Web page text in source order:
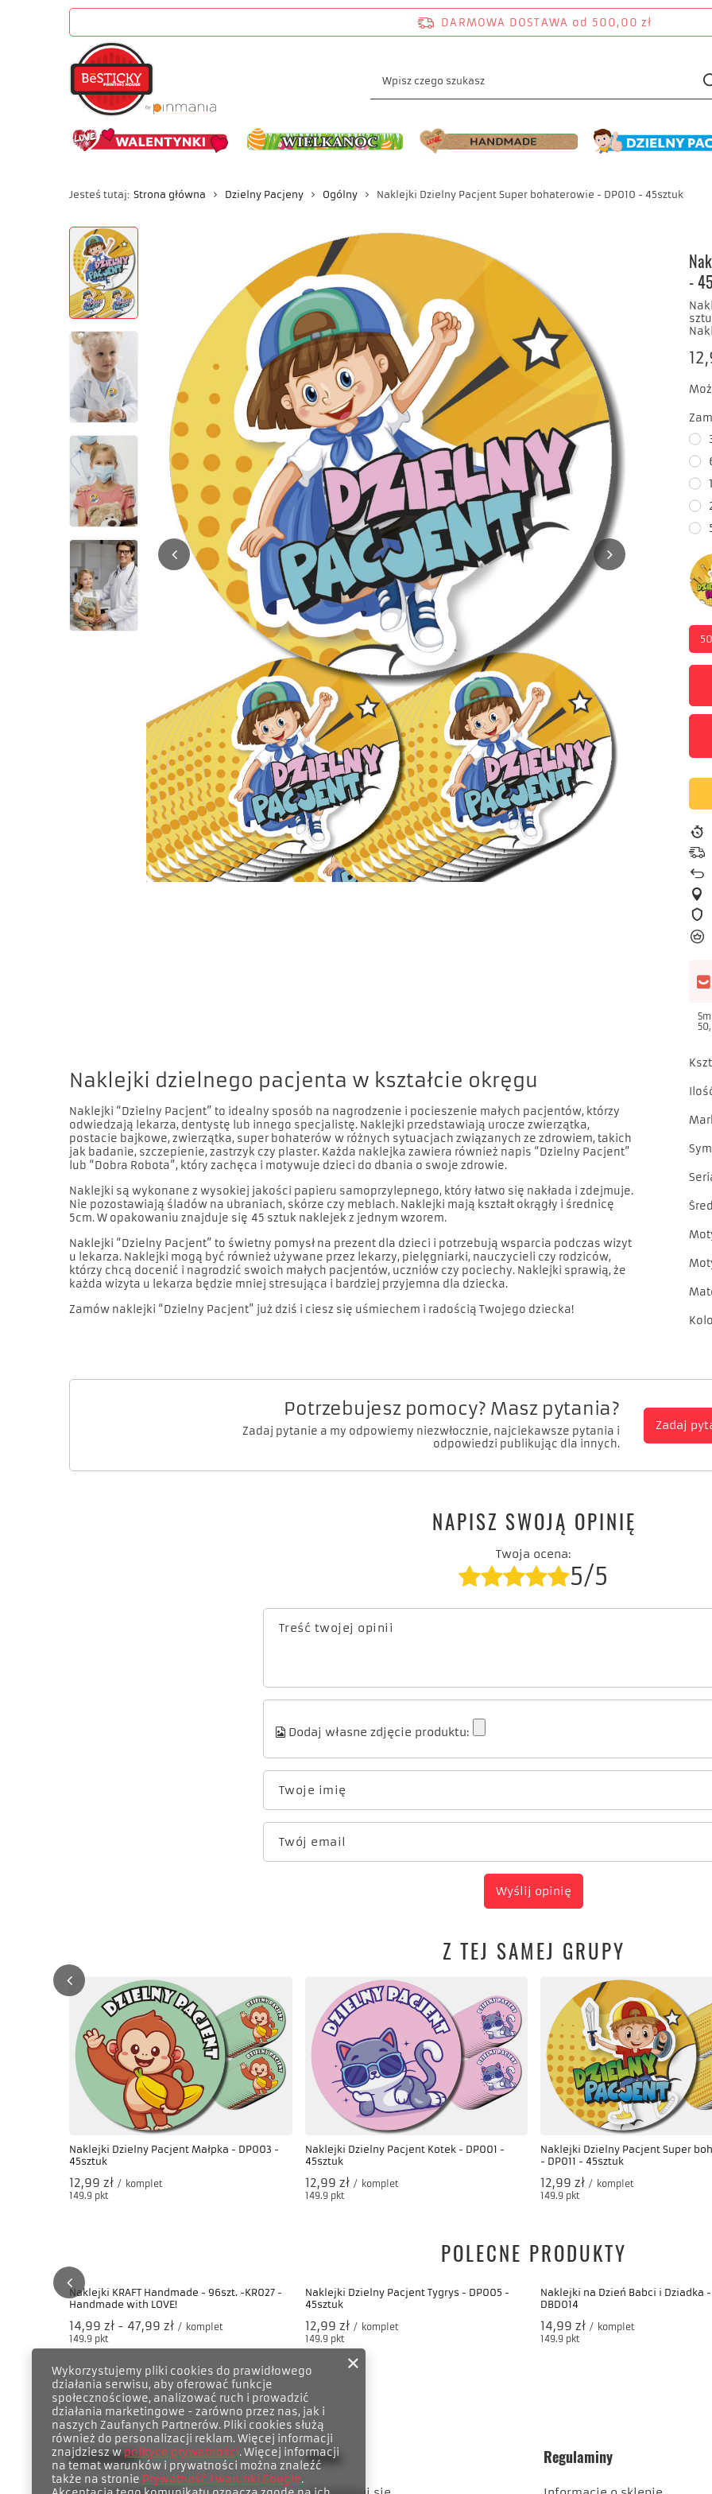
DARMOWA DOSTAWA od 500,00 zł
Jesteś tutaj: Strona główna Dzielny Pacjeny Ogólny Naklejki Dzielny Pacjent Super bohaterowie - DP010 - 45sztuk
-
Naklejki dzielnego pacjenta w kształcie okręgu
Naklejki “Dzielny Pacjent” to idealny sposób na nagrodzenie i pocieszenie małych pacjentów, którzy
odwiedzają lekarza, dentystę lub innego specjalistę. Naklejki przedstawiają urocze zwierzątka,
postacie bajkowe, zwierzątka, super bohaterów w różnych sytuacjach związanych ze zdrowiem, takich
jak badanie, szczepienie, zastrzyk czy plaster. Każda naklejka zawiera również napis “Dzielny Pacjent”
lub “Dobra Robota”, który zachęca i motywuje dzieci do dbania o swoje zdrowie.
Naklejki są wykonane z wysokiej jakości papieru samoprzylepnego, który łatwo się nakłada i zdejmuje.
Nie pozostawiają śladów na ubraniach, skórze czy meblach. Naklejki mają kształt okrągły i średnicę
5cm. W opakowaniu znajduje się 45 sztuk naklejek z jednym wzorem.
Naklejki “Dzielny Pacjent” to świetny pomysł na prezent dla dzieci i potrzebują wsparcia podczas wizyt
u lekarza. Naklejki mogą być również używane przez lekarzy, pielęgniarki, nauczycieli czy rodziców,
którzy chcą docenić i nagrodzić swoich małych pacjentów, uczniów czy pociechy. Naklejki sprawią, że
każda wizyta u lekarza będzie mniej stresująca i bardziej przyjemna dla dziecka.
Zamów naklejki “Dzielny Pacjent” już dziś i ciesz się uśmiechem i radością Twojego dziecka!
Potrzebujesz pomocy? Masz pytania?
Zadaj pytanie a my odpowiemy niezwłocznie, najciekawsze pytania i
odpowiedzi publikując dla innych.
Zadaj
NAPISZ SWOJĄ OPINIĘ
Twoja ocena:
5/5
Treść twojej opinii
Dodaj własne zdjęcie produktu:
Twoje imię
Twój email
Wyślij opinię
Z TEJ SAMEJ GRUPY
Naklejki Dzielny Pacjent Małpka - DP003 -
45sztuk
12,99 zł / komplet
149.9 pkt
Naklejki Dzielny Pacjent Kotek - DP001 -
45sztuk
12,99 zł / komplet
149.9 pktpunktów
Naklejki Dzielny Pacjent Super
- DP011 - 45sztuk
12,99 zł / komplet
149.9 pkt
POLECNE PRODUKTY
Naklejki KRAFT Handmade - 96szt. -KR027 -
Handmade with LOVE!
od
14,99 zł-do
47,99 zł / komplet
Naklejki Dzielny Pacjent Tygrys - DP005 -
45sztuk
12,99 zł
komplet
Naklejki na Dzień Babci i Dziadka
DBD014
14,99 zł
komplet
Wykorzystujemy pliki cookies do prawidłowego
działania serwisu, aby oferować funkcje
społecznościowe, analizować ruch i prowadzić
działania marketingowe - zarówno przez nas, jak i
naszych Zaufanych Partnerów. Pliki cookies służą
również do personalizacji reklam. Więcej informacji
znajdziesz wpolityce prywatności. Więcej informacji
na temat warunków i prywatności można znaleźć
także na stronie Prywatność i warunki Google.